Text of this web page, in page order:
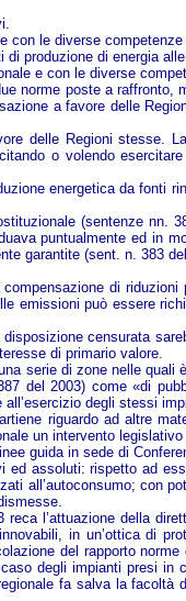
con le diverse
produzione di energia
e con le diverse
norme poste a
a favore delle
delle Regioni stesse.
o volendo
energetica da fonti
(sentenze nn.
puntualmente ed in
garantite (sent. n. 383
di
emissioni può essere
censurata
di primario valore.
serie di zone nelle
del 2003) come «di
degli stessi
riguardo ad altre
un intervento
guida in sede di
assoluti: rispetto ad
all’autoconsumo; con
l’attuazione della
in un’ottica di
del rapporto
degli impianti presi in
fa salva la facoltà